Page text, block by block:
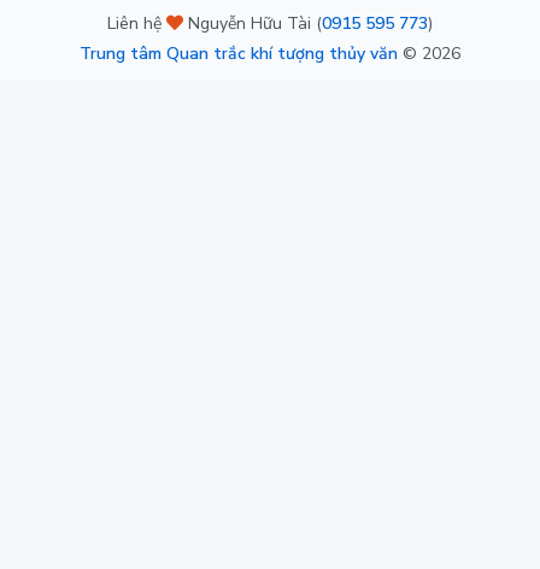
Liên hệ Nguyễn Hữu Tài (0915 595 773)
Trung tâm Quan trắc khí tượng thủy văn © 2026